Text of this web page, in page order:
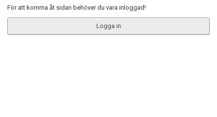
För att komma åt sidan behöver du vara inloggad!
Logga in